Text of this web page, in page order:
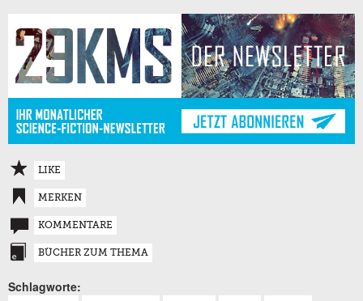
LIKE
MERKEN
KOMMENTARE
BÜCHER ZUM THEMA
Schlagworte: